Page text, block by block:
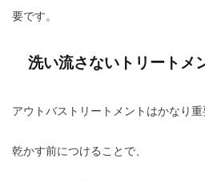
要です。
洗い流さないトリートメ
アウトバストリートメントはかなり重
乾かす前につけることで、